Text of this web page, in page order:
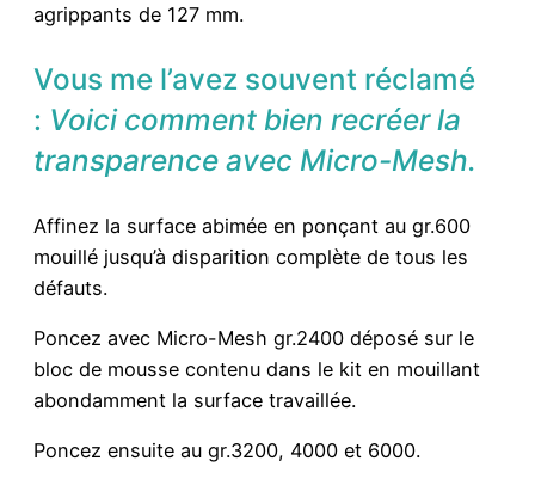
agrippants de 127 mm.
Vous me l’avez souvent réclamé
: Voici comment bien recréer la
transparence avec Micro-Mesh.
Affinez la surface abimée en ponçant au gr.600
mouillé jusqu’à disparition complète de tous les
défauts.
Poncez avec Micro-Mesh gr.2400 déposé sur le
bloc de mousse contenu dans le kit en mouillant
abondamment la surface travaillée.
Poncez ensuite au gr.3200, 4000 et 6000.